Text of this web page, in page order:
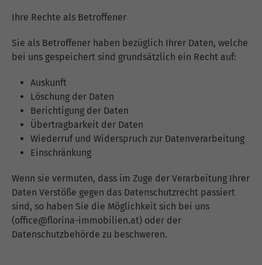
Ihre Rechte als Betroffener
Sie als Betroffener haben bezüglich Ihrer Daten, welche
bei uns gespeichert sind grundsätzlich ein Recht auf:
Auskunft
Löschung der Daten
Berichtigung der Daten
Übertragbarkeit der Daten
Wiederruf und Widerspruch zur Datenverarbeitung
Einschränkung
Wenn sie vermuten, dass im Zuge der Verarbeitung Ihrer
Daten Verstöße gegen das Datenschutzrecht passiert
sind, so haben Sie die Möglichkeit sich bei uns
(office@florina-immobilien.at) oder der
Datenschutzbehörde zu beschweren.